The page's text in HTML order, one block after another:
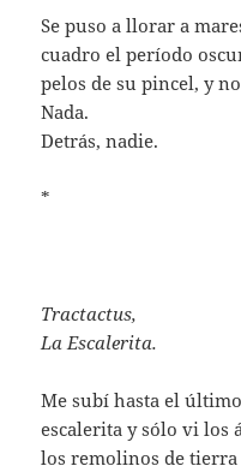
Se puso a llorar a
cuadro el período
pelos de su pincel, y
Nada.
Detrás, nadie.
*
Tractactus,
La Escalerita.
Me subí hasta el
escalerita y sólo vi los
los remolinos de